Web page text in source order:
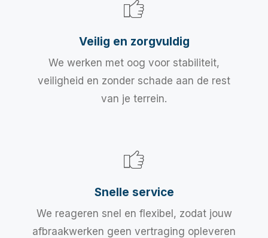
Veilig en zorgvuldig
We werken met oog voor stabiliteit,
veiligheid en zonder schade aan de rest
van je terrein.
Snelle service
We reageren snel en flexibel, zodat jouw
afbraakwerken geen vertraging opleveren